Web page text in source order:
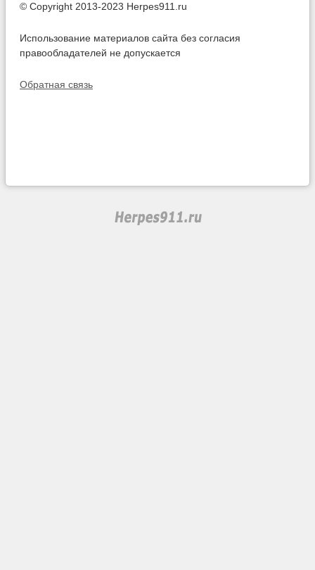
© Copyright 2013-2023 Herpes911.ru
Использование материалов сайта без согласия
правообладателей не допускается
Обратная связь